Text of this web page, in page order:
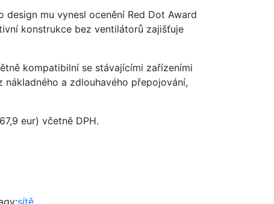
mu vynesl ocenění Red Dot Award
konstrukce bez ventilátorů zajišťuje
kompatibilní se stávajícími zařízeními
a zdlouhavého přepojování,
eur) včetně DPH.
sítě